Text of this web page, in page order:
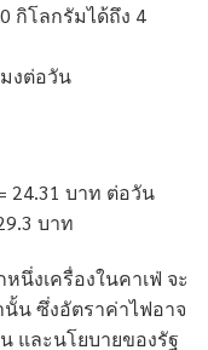
กิโลกรัมได้ถึง 4
งต่อวัน
24.31 บาท ต่อวัน
บาท
หนึ่งเครื่องในคาเฟ่ จะ
นั้น ซึ่งอัตราค่าไฟอาจ
และนโยบายของรัฐ